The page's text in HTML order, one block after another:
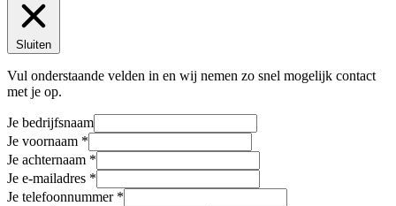
Sluiten
Vul onderstaande velden in en wij nemen zo snel mogelijk contact
met je op.
Je bedrijfsnaam
Je voornaam
Je achternaam
Je e-mailadres
Je telefoonnummer